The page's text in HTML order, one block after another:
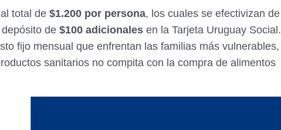
total de $1.200 por persona, los cuales se efectivizan de
de $100 adicionales en la Tarjeta Uruguay Social.
fijo mensual que enfrentan las familias más vulnerables,
sanitarios no compita con la compra de alimentos